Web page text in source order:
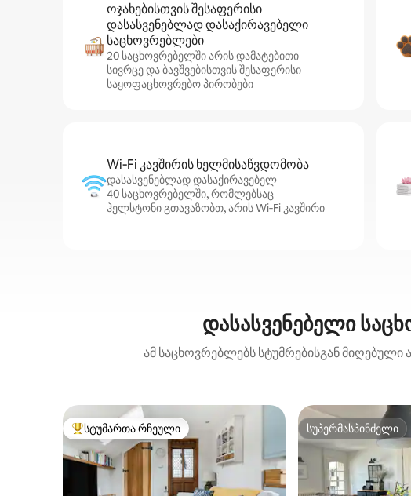
ოჯახებისთვის შესაფერისი
დასასვენებლად დასაქირავებელი
საცხოვრებლები
20 საცხოვრებელში არის დამატებითი
სივრცე და ბავშვებისთვის შესაფერისი
საყოფაცხოვრებო პირობები
Wi‑Fi კავშირის ხელმისაწვდომობა
დასასვენებლად დასაქირავებელ
40 საცხოვრებელში, რომლებსაც
ჰელსტონი გთავაზობთ, არის Wi‑Fi კავშირი
დასასვენებელი
ამ საცხოვრებლებს სტუმრებისგან მიღებული
სტუმართა რჩეული მოწინავე ვარიანტი
სტუმართა რჩეული სუპერმასპინძელი
სუპერმასპინძელი